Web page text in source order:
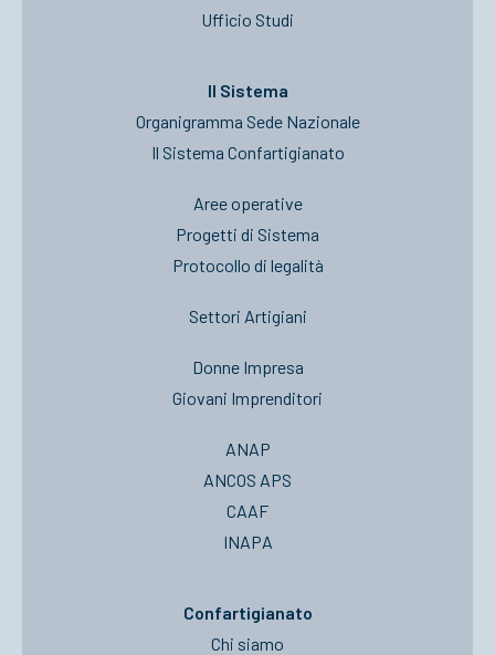
Ufficio Studi
Il Sistema
Organigramma Sede Nazionale
Il Sistema Confartigianato
Aree operative
Progetti di Sistema
Protocollo di legalità
Settori Artigiani
Donne Impresa
Giovani Imprenditori
ANAP
ANCOS APS
CAAF
INAPA
Confartigianato
Chi siamo